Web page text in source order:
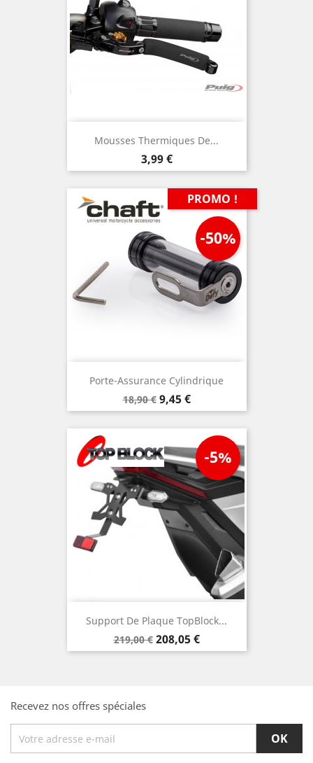
Mousses Thermiques De...
Prix
3,99 €
Porte-Assurance Cylindrique
Prix
de
base
18,90 €
-50%
Prix
9,45 €
PROMO !
Support De Plaque TopBlock...
Prix
de
219,00 €
-5%
Prix
208,05 €
Recevez nos offres spéciales